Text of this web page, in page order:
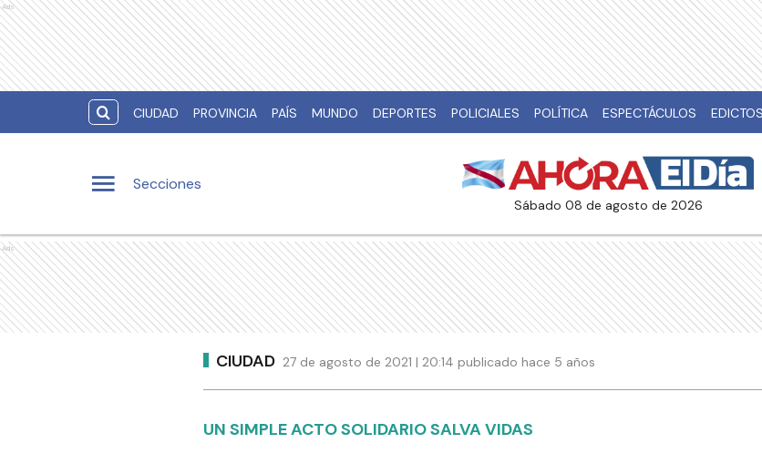
Ads
CIUDAD PROVINCIA PAÍS MUNDO DEPORTES POLICIALES POLÍTICA ESPECTÁCULOS EDICTOS
Secciones
sábado 08 de agosto de 2026
Ads
CIUDAD 27 de agosto de 2021 | 20:14 publicado hace 5 años
UN SIMPLE ACTO SOLIDARIO SALVA VIDAS